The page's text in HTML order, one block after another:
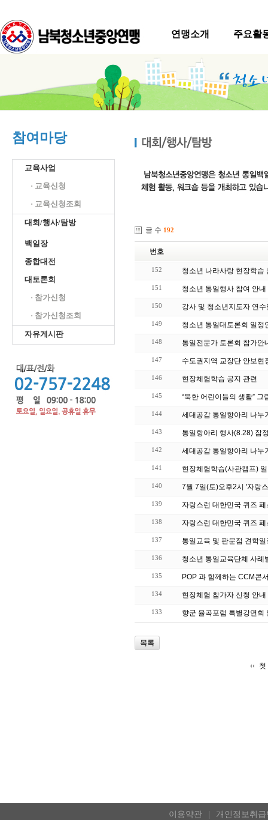
연맹소개 주요활
참여마당
교육사업
· 교육신청
· 교육신청조회
대회/행사/탐방
백일장
종합대전
대토론회
· 참가신청
· 참가신청조회
자유게시판
글 수 192
번호
152 청소년 나라사랑 현장학습
151 청소년 통일행사 참여 안내
150 강사 및 청소년지도자 연
149 청소년 통일대토론회 일정
148 통일전문가 토론회 참가안
147 수도권지역 교장단 안보현
146 현장체험학습 공지 관련
145 “북한 어린이들의 생활” 그
144 세대공감 통일항아리 나누
143 통일항아리 행사(8.28) 잠
142 세대공감 통일항아리 나누
141 현장체험학습(사관캠프)
140 7월 7일(토)오후2시 '자랑
139 자랑스런 대한민국 퀴즈
138 자랑스런 대한민국 퀴즈
137 통일교육 및 판문점 견학일
136 청소년 통일교육단체 사례
135 POP 과 함께하는 CCM콘
134 현장체험 참가자 신청 안내
133 향군 율곡포럼 특별강연회
목록
첫
이용약관 개인정보취급